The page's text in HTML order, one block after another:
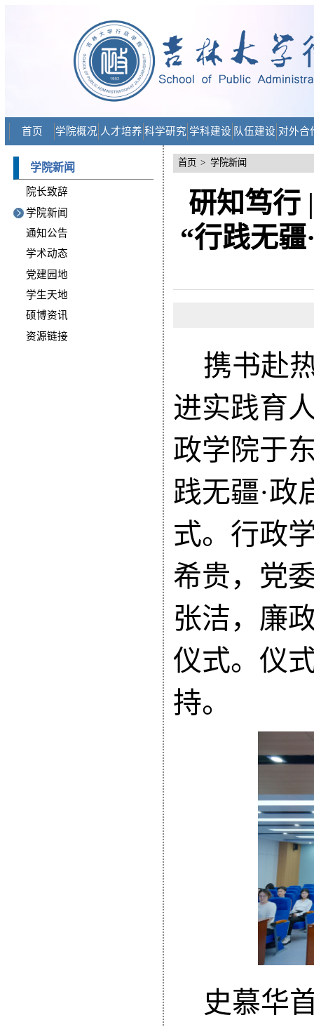
首页 学院概况 人才培养 科学研究 学科建设 队伍建设 对外合
学院新闻
院长致辞
学院新闻
通知公告
学术动态
党建园地
学生天地
硕博资讯
资源链接
首页 > 学院新闻
研知笃行
“行践无疆
携书赴
进实践育
政学院于
践无疆·政
式。行政
希贵，党
张洁，廉
仪式。仪
持。
史慕华